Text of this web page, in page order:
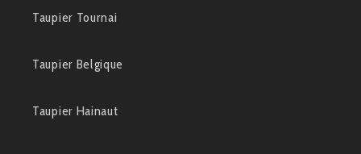
Taupier Tournai
Taupier Belgique
Taupier Hainaut